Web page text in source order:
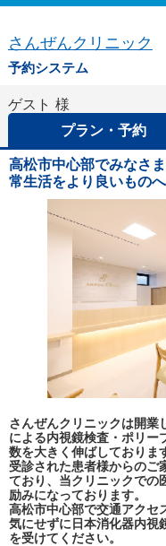
さんぜんクリニック
予約システム
ゲスト 様
プラン・予約
高松市中心部でみなさ
常生活をより良いものへ
さんぜんクリニックは開業
による内視鏡検査・ポリー
数を大きく伸ばしておりま
受診された患者様からのご
ており、当クリニックでの
励みになっております。
高松市中心部で交通アクセ
気にせずに日本消化器内視
を受けてください。